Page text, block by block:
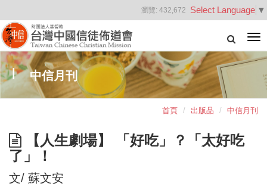
Select Language ▼
瀏覽: 432,672
中信月刊
首頁 出版品 中信月刊
【人生劇場】 「好吃」？「太好吃
了」！
文/ 蘇文安